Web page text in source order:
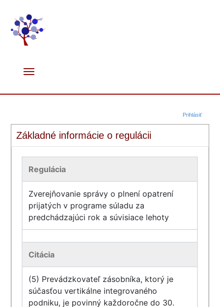
Prihlásiť
Základné informácie o regulácii
Regulácia
Zverejňovanie správy o plnení opatrení
prijatých v programe súladu za
predchádzajúci rok a súvisiace lehoty
Citácia
(5) Prevádzkovateľ zásobníka, ktorý je
súčasťou vertikálne integrovaného
podniku, je povinný každoročne do 30.